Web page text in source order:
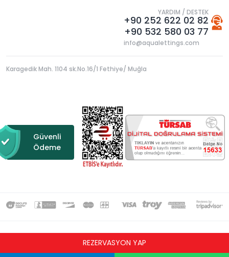
YARDIM / DESTEK
+90 252 622 02 82
+90 532 580 03 77
info@aqualettings.com
Karagedik Mah. 1104 sk.No.16/1 Fethiye/ Muğla
Güvenli
Ödeme
BocekSoft
REZERVASYON YAP